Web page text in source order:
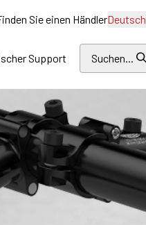
Sie einen HändlerDeutsch
Support Suchen...